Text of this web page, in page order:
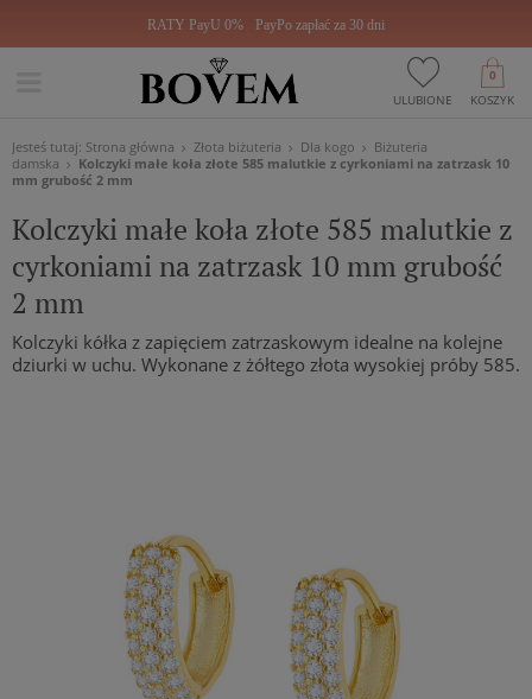
RATY PayU 0% PayPo zapłać za 30 dni
ULUBIONE KOSZYK
0
Jesteś tutaj: Strona główna Złota biżuteria Dla kogo
Biżuteria
damska
Kolczyki małe koła złote 585 malutkie z cyrkoniami na zatrzask 10
mm grubość 2 mm
Kolczyki małe koła złote 585 malutkie z
cyrkoniami na zatrzask 10 mm grubość
2 mm
Kolczyki kółka z zapięciem zatrzaskowym idealne na kolejne
dziurki w uchu. Wykonane z żółtego złota wysokiej próby 585.